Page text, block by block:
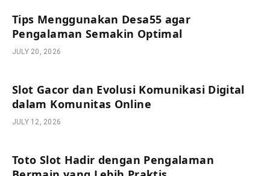
Tips Menggunakan Desa55 agar
Pengalaman Semakin Optimal
JULY 20, 2026
Slot Gacor dan Evolusi Komunikasi Digital
dalam Komunitas Online
JULY 12, 2026
Toto Slot Hadir dengan Pengalaman